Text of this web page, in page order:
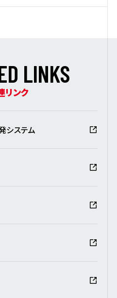
D LINKS
リンク
システム